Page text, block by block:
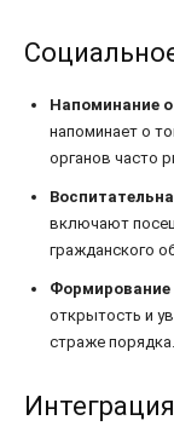
Напоминание
напоминает о
органов часто
включают
гражданского
Формирование
открытость и
страже порядка.